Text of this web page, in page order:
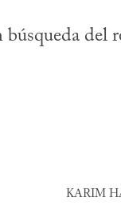
búsqueda del
KARIM